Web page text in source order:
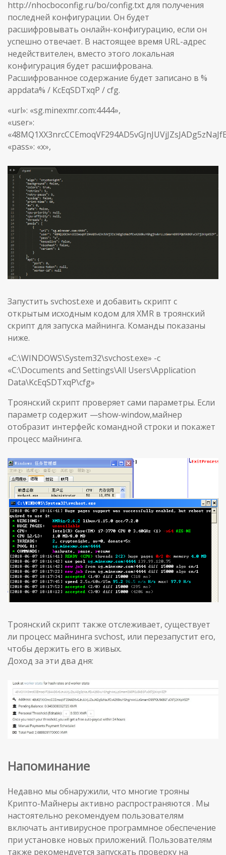
http://nhocboconfig.ru/bo/config.txt для получения
последней конфигурации. Он будет
расшифровывать онлайн-конфигурацию, если он
успешно отвечает. В настоящее время URL-адрес
недействителен, вместо этого локальная
конфигурация будет расшифрована.
Расшифрованное содержание будет записано в %
appdata% / KcEqSDTxqP / cfg.
«url»: «sg.minexmr.com:4444»,
«user»:
«pass»: «x»,
Запустить svchost.exe и добавить скрипт с
открытым исходным кодом для XMR в троянский
скрипт для запуска майнинга. Команды показаны
ниже.
«C:\WINDOWS\System32\svchost.exe» -c
«C:\Documents and Settings\All Users\Application
Data\KcEqSDTxqP\cfg»
Троянский скрипт проверяет сами параметры. Если
параметр содержит —show-window,майнер
отобразит интерфейс командной строки и покажет
процесс майнинга.
Троянский скрипт также отслеживает, существует
ли процесс майнинга svchost, или перезапустит его,
чтобы держить его в живых.
Доход за эти два дня:
Напоминание
Недавно мы обнаружили, что многие трояны
Крипто-Майнеры активно распространяются . Мы
настоятельно рекомендуем пользователям
включать антивирусное программное обеспечение
при установке новых приложений. Пользователям
также рекомендуется запускать проверку на